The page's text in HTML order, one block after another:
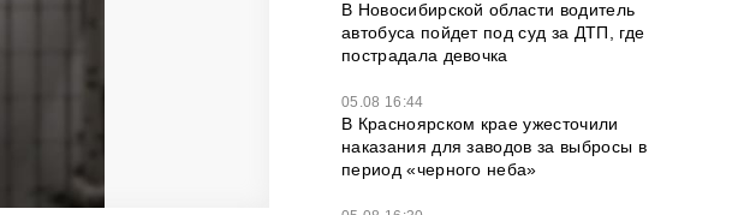
В Новосибирской области водитель
автобуса пойдет под суд за ДТП, где
пострадала девочка
05.08 16:44
В Красноярском крае ужесточили
наказания для заводов за выбросы в
период «черного неба»